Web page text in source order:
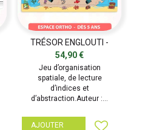
TRÉSOR ENGLOUTI -
RÉÉDUCATEUR
54,90 €
Jeu d’organisation
spatiale, de lecture
d’indices et
d’abstraction.Auteur :...
AJOUTER